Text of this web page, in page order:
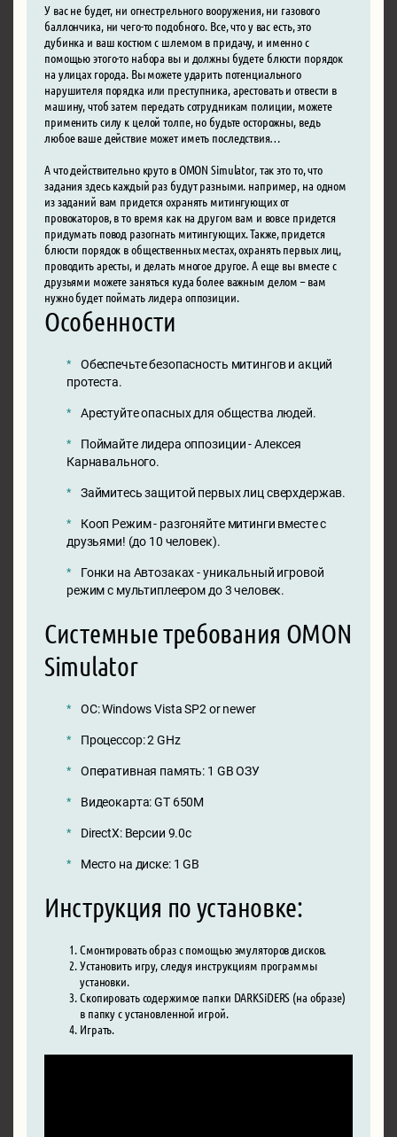
У вас не будет, ни огнестрельного вооружения, ни газового
баллончика, ни чего-то подобного. Все, что у вас есть, это
дубинка и ваш костюм с шлемом в придачу, и именно с
помощью этого-то набора вы и должны будете блюсти порядок
на улицах города. Вы можете ударить потенциального
нарушителя порядка или преступника, арестовать и отвести в
машину, чтоб затем передать сотрудникам полиции, можете
применить силу к целой толпе, но будьте осторожны, ведь
любое ваше действие может иметь последствия…
А что действительно круто в OMON Simulator, так это то, что
задания здесь каждый раз будут разными. например, на одном
из заданий вам придется охранять митингующих от
провокаторов, в то время как на другом вам и вовсе придется
придумать повод разогнать митингующих. Также, придется
блюсти порядок в общественных местах, охранять первых лиц,
проводить аресты, и делать многое другое. А еще вы вместе с
друзьями можете заняться куда более важным делом – вам
нужно будет поймать лидера оппозиции.
Особенности
Обеспечьте безопасность митингов и акций
протеста.
Арестуйте опасных для общества людей.
Поймайте лидера оппозиции - Алексея
Карнавального.
Займитесь защитой первых лиц сверхдержав.
Кооп Режим - разгоняйте митинги вместе с
друзьями! (до 10 человек).
Гонки на Автозаках - уникальный игровой
режим с мультиплеером до 3 человек.
Системные требования OMON
Simulator
ОС: Windows Vista SP2 or newer
Процессор: 2 GHz
Оперативная память: 1 GB ОЗУ
Видеокарта: GT 650M
DirectX: Версии 9.0c
Место на диске: 1 GB
Инструкция по установке:
Смонтировать образ с помощью эмуляторов дисков.
Установить игру, следуя инструкциям программы
установки.
Скопировать содержимое папки DARKSiDERS (на образе)
в папку с установленной игрой.
Играть.